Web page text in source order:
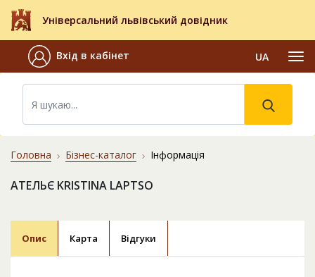
Універсальний львівський довідник
Вхід в кабінет UA
Головна Бізнес-каталог Інформація
АТЕЛЬЄ KRISTINA LAPTSO
Опис Карта Відгуки